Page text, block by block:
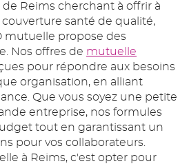
Reims cherchant à offrir à
santé de qualité,
mutuelle propose des
Nos offres de mutuelle
pour répondre aux besoins
organisation, en alliant
Que vous soyez une petite
entreprise, nos formules
tout en garantissant un
pour vos collaborateurs.
à Reims, c'est opter pour